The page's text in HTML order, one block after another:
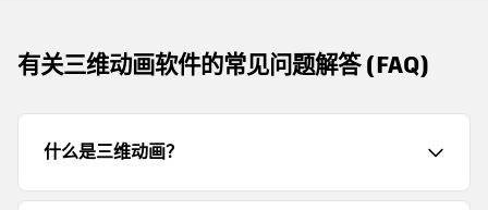
有关三维动画软件的常见问题解答 (FAQ)
什么是三维动画？